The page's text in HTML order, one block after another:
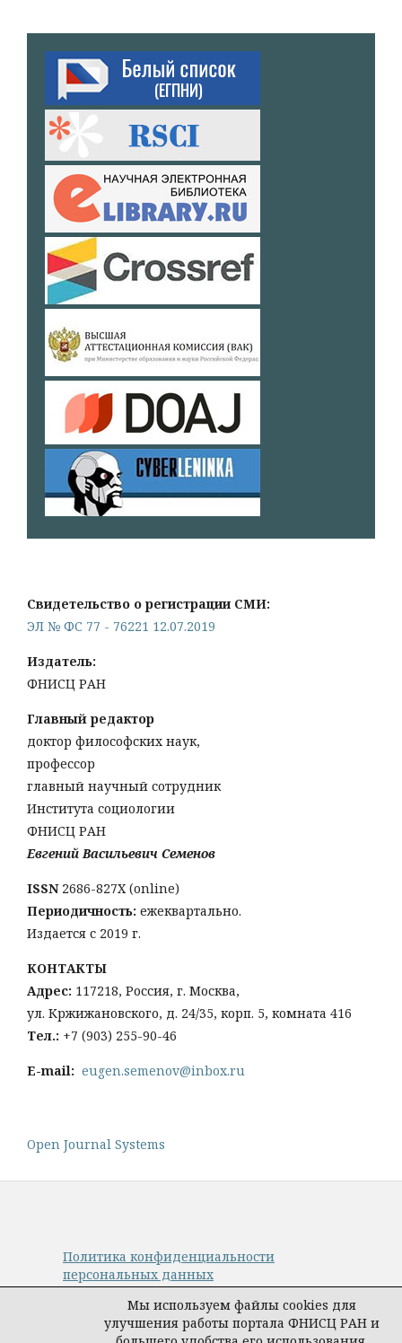
Свидетельство о регистрации СМИ:
ЭЛ № ФС 77 - 76221 12.07.2019
Издатель:
ФНИСЦ РАН
Главный редактор
доктор философских наук,
профессор
главный научный сотрудник
Института социологии
ФНИСЦ РАН
Евгений Васильевич Семенов
ISSN 2686-827X (online)
Периодичность: ежеквартально.
Издается с 2019 г.
КОНТАКТЫ
Адрес: 117218, Россия, г. Москва,
ул. Кржижановского, д. 24/35, корп. 5, комната 416
Тел.: +7 (903) 255-90-46
E-mail: eugen.semenov@inbox.ru
Open Journal Systems
Политика конфиденциальности
персональных данных
© Авторы, журнал «Управление наукой:
теория и практика», 2019–2026
Мы используем файлы cookies для
улучшения работы портала ФНИСЦ РАН и